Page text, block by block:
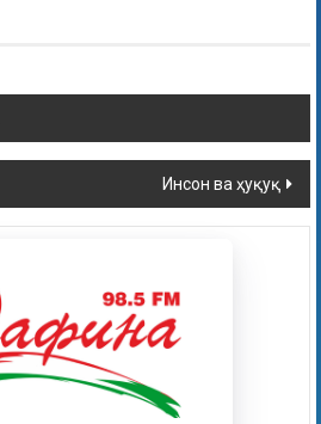
Инсон ва ҳуқуқ